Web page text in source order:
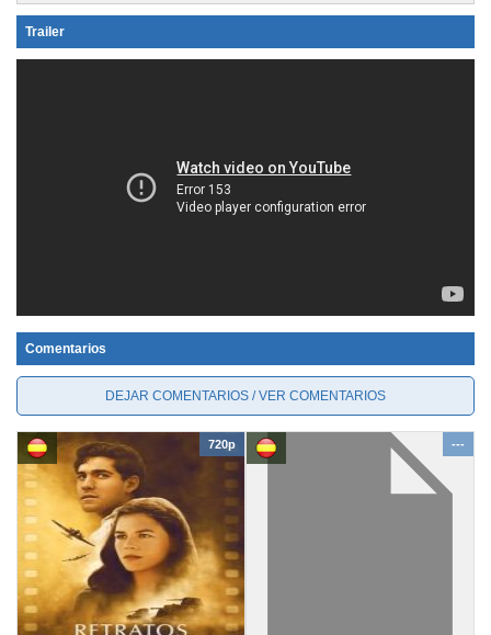
Trailer
Comentarios
DEJAR COMENTARIOS / VER COMENTARIOS
720p ---